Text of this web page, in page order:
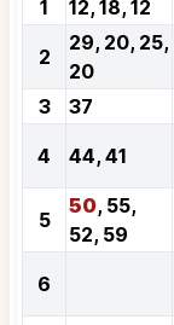
1 12, 18, 12
2
29, 20, 25,
20
3 37
4 44, 41
5
50, 55,
52, 59
6